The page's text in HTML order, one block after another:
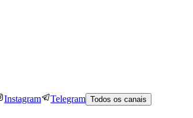
Instagram Telegram Todos os canais